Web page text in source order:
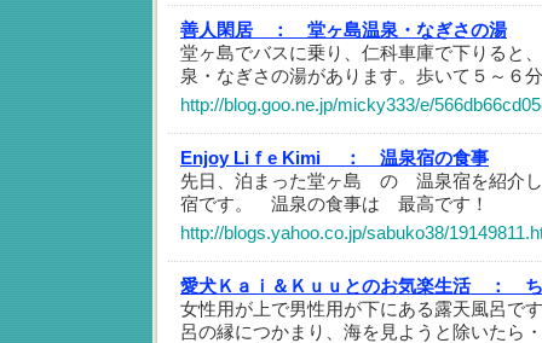
善人閑居 ：
堂ヶ島温泉・なぎさの湯
堂ヶ島でバスに乗り、仁科車庫で下りると
泉・なぎさの湯があります。歩いて５～６
http://blog.goo.ne.jp/micky333/e/
Enjoy Liｆe Kimi ：
温泉宿の食事
先日、泊まった堂ヶ島 の 温泉宿を紹介
宿です。 温泉の食事は 最高です！
http://blogs.yahoo.co.jp/sabuko38/
愛犬Ｋａｉ＆Ｋｕｕとのお気楽生活 ：
女性用が上で男性用が下にある露天風呂で
呂の縁につかまり、海を見ようと除いたら